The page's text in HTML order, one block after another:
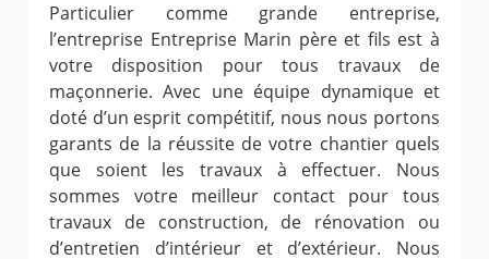
Particulier comme grande entreprise,
l’entreprise Entreprise Marin père et fils est à
votre disposition pour tous travaux de
maçonnerie. Avec une équipe dynamique et
doté d’un esprit compétitif, nous nous portons
garants de la réussite de votre chantier quels
que soient les travaux à effectuer. Nous
sommes votre meilleur contact pour tous
travaux de construction, de rénovation ou
d’entretien d’intérieur et d’extérieur. Nous